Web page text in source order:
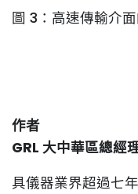
圖 3：高速傳輸介
作者
GRL 大中華區總
具儀器業界超過七